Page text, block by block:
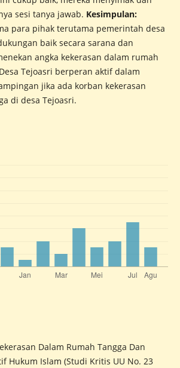
sesi tanya jawab. Kesimpulan:
para pihak terutama pemerintah desa
baik secara sarana dan
angka kekerasan dalam rumah
Tejoasri berperan aktif dalam
jika ada korban kekerasan
di desa Tejoasri.
Dalam Rumah Tangga Dan
Hukum Islam (Studi Kritis UU No. 23